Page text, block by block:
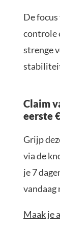
De
controle
strenge
Claim
eerste
Grijp
via de
je 7
vandaag
Maak je